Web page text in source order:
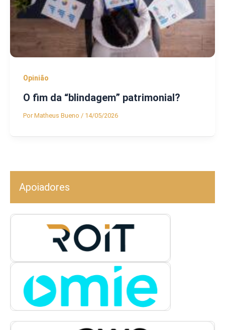
Opinião
O fim da “blindagem” patrimonial?
PorMatheus Bueno / 14/05/2026
Apoiadores